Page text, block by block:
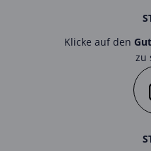
Klicke auf den
zu